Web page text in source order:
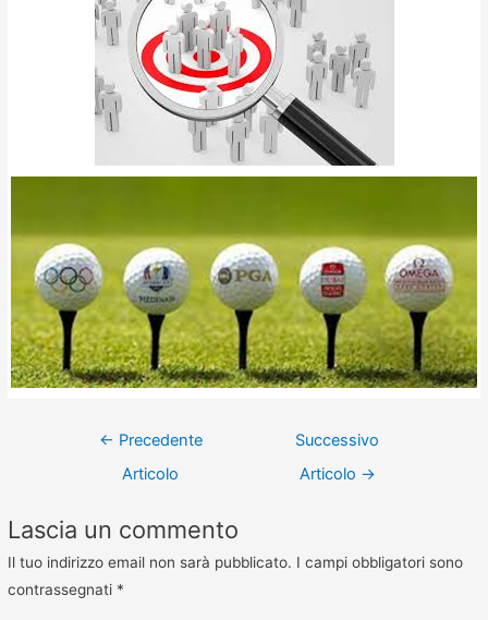
← Precedente
Articolo
Successivo
Articolo →
Lascia un commento
Il tuo indirizzo email non sarà pubblicato. I campi obbligatori sono
contrassegnati *